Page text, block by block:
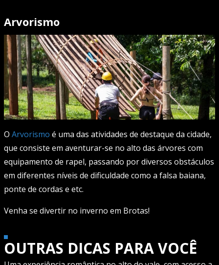
Arvorismo
O Arvorismo é uma das atividades de destaque da cidade,
que consiste em aventurar-se no alto das árvores com
equipamento de rapel, passando por diversos obstáculos
em diferentes níveis de dificuldade como a falsa baiana,
ponte de cordas e etc.
Venha se divertir no inverno em Brotas!
OUTRAS DICAS PARA VOCÊ